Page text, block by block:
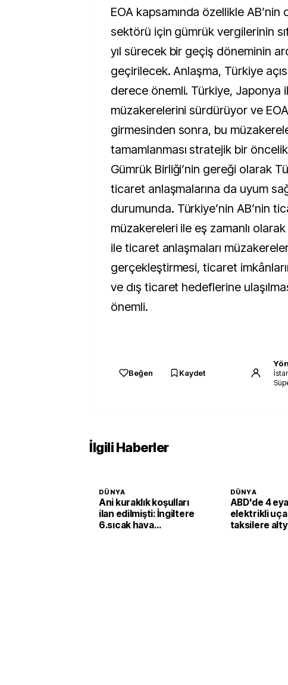
EOA kapsamında özellikle
sektörü için gümrük vergilerinin
yıl sürecek bir geçiş döneminin
geçirilecek. Anlaşma, Türkiye
derece önemli. Türkiye, Japonya
müzakerelerini sürdürüyor ve
girmesinden sonra, bu
tamamlanması stratejik bir öncelik
Gümrük Birliği’nin gereği olarak
ticaret anlaşmalarına da uyum
durumunda. Türkiye’nin AB’nin
müzakereleri ile eş zamanlı
ile ticaret anlaşmaları
gerçekleştirmesi, ticaret
ve dış ticaret hedeflerine
önemli.
Beğen Kaydet
İlgili Haberler
DÜNYA
Ani kuraklık koşulları
ilan edilmişti: İngiltere
6.sıcak hava
DÜNYA
ABD'de 4
elektrikli
taksilere